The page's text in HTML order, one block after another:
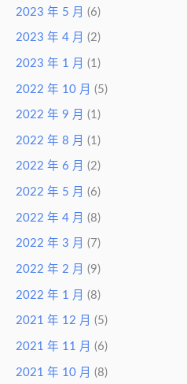
2023 年 5 月 (6)
2023 年 4 月 (2)
2023 年 1 月 (1)
2022 年 10 月 (5)
2022 年 9 月 (1)
2022 年 8 月 (1)
2022 年 6 月 (2)
2022 年 5 月 (6)
2022 年 4 月 (8)
2022 年 3 月 (7)
2022 年 2 月 (9)
2022 年 1 月 (8)
2021 年 12 月 (5)
2021 年 11 月 (6)
2021 年 10 月 (8)